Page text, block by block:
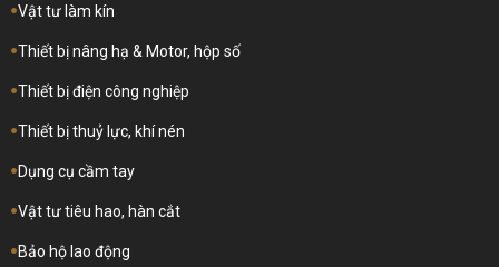
Vật tư làm kín
Thiết bị nâng hạ & Motor, hộp số
Thiết bị điện công nghiệp
Thiết bị thuỷ lực, khí nén
Dụng cụ cầm tay
Vật tư tiêu hao, hàn cắt
Bảo hộ lao động